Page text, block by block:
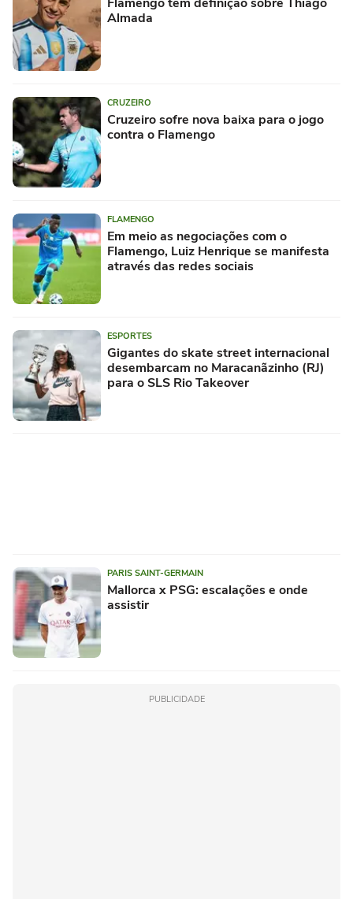
Almada
CRUZEIRO
Cruzeiro sofre nova baixa para o jogo
contra o Flamengo
FLAMENGO
Em meio as negociações com o
Flamengo, Luiz Henrique se manifesta
através das redes sociais
ESPORTES
Gigantes do skate street internacional
desembarcam no Maracanãzinho (RJ)
para o SLS Rio Takeover
PARIS SAINT-GERMAIN
Mallorca x PSG: escalações e onde
assistir
PUBLICIDADE